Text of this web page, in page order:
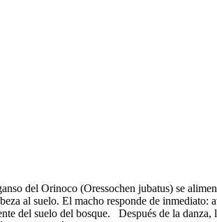
del Orinoco (Oressochen jubatus) se
al suelo. El macho responde de inmediato:
del suelo del bosque. Después de la